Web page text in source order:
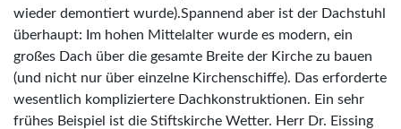
wieder demontiert wurde).Spannend aber ist der Dachstuhl
überhaupt: Im hohen Mittelalter wurde es modern, ein
großes Dach über die gesamte Breite der Kirche zu bauen
(und nicht nur über einzelne Kirchenschiffe). Das erforderte
wesentlich kompliziertere Dachkonstruktionen. Ein sehr
frühes Beispiel ist die Stiftskirche Wetter. Herr Dr. Eissing